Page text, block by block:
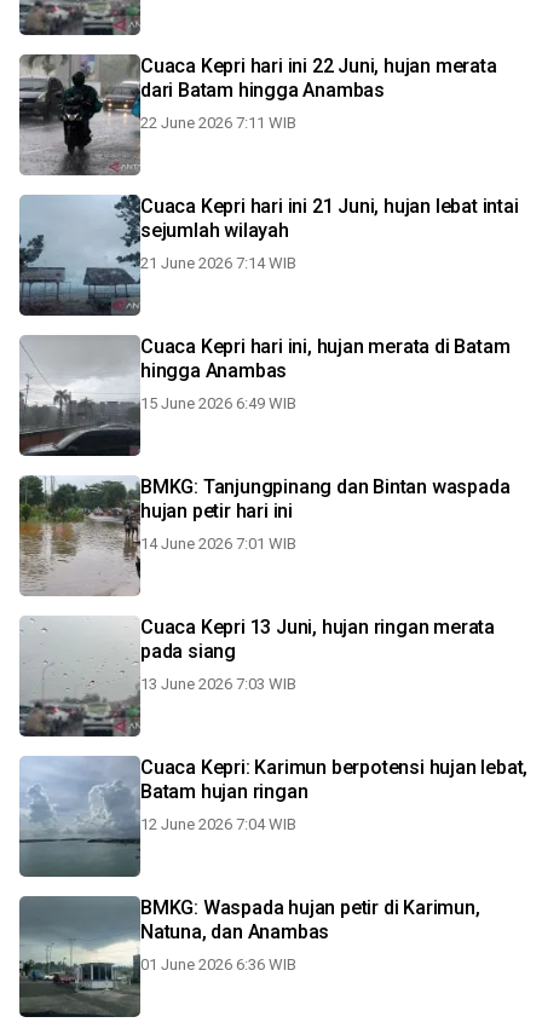
Cuaca Kepri hari ini 22 Juni, hujan merata
dari Batam hingga Anambas
22 June 2026 7:11 WIB
Cuaca Kepri hari ini 21 Juni, hujan lebat intai
sejumlah wilayah
21 June 2026 7:14 WIB
Cuaca Kepri hari ini, hujan merata di Batam
hingga Anambas
15 June 2026 6:49 WIB
BMKG: Tanjungpinang dan Bintan waspada
hujan petir hari ini
14 June 2026 7:01 WIB
Cuaca Kepri 13 Juni, hujan ringan merata
pada siang
13 June 2026 7:03 WIB
Cuaca Kepri: Karimun berpotensi hujan lebat,
Batam hujan ringan
12 June 2026 7:04 WIB
BMKG: Waspada hujan petir di Karimun,
Natuna, dan Anambas
01 June 2026 6:36 WIB